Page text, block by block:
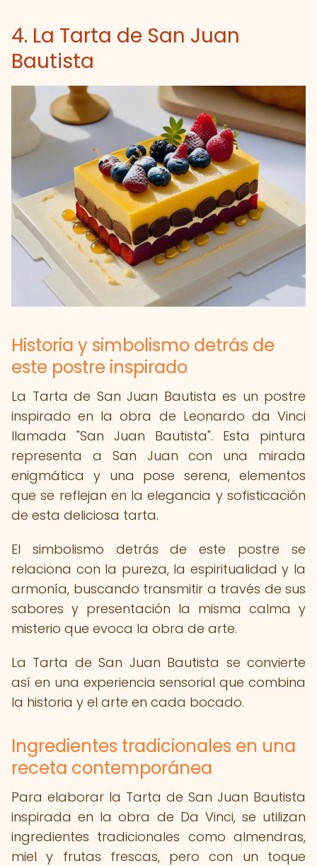
4. La Tarta de San Juan
Bautista
Historia y simbolismo detrás de
este postre inspirado
La Tarta de San Juan Bautista es un postre
inspirado en la obra de Leonardo da Vinci
llamada "San Juan Bautista". Esta pintura
representa a San Juan con una mirada
enigmática y una pose serena, elementos
que se reflejan en la elegancia y sofisticación
de esta deliciosa tarta.
El simbolismo detrás de este postre se
relaciona con la pureza, la espiritualidad y la
armonía, buscando transmitir a través de sus
sabores y presentación la misma calma y
misterio que evoca la obra de arte.
La Tarta de San Juan Bautista se convierte
así en una experiencia sensorial que combina
la historia y el arte en cada bocado.
Ingredientes tradicionales en una
receta contemporánea
Para elaborar la Tarta de San Juan Bautista
inspirada en la obra de Da Vinci, se utilizan
ingredientes tradicionales como almendras,
miel y frutas frescas, pero con un toque